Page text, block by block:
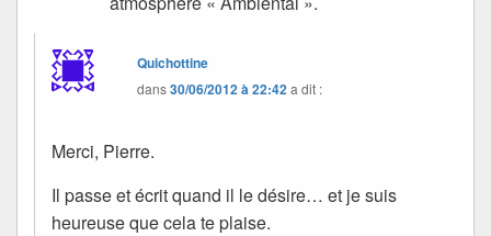
Quichottine
dans30/06/2012 à 22:42a dit :
Merci, Pierre.
Il passe et écrit quand il le désire… et je suis
heureuse que cela te plaise.